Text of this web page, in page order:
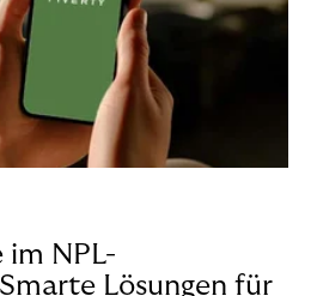
im NPL-
Lösungen für